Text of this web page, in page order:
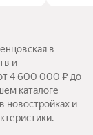
в
и
4 600 000 ₽ до
каталоге
новостройках и